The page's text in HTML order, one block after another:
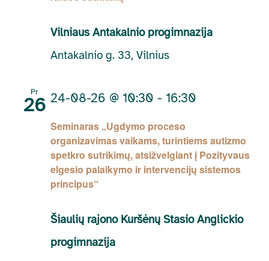
Vilniaus Antakalnio progimnazija
Antakalnio g. 33, Vilnius
Pr
26
Seminaras „Ugdymo proceso
organizavimas vaikams, turintiems autizmo
spetkro sutrikimų, atsižvelgiant į Pozityvaus
elgesio palaikymo ir intervencijų sistemos
principus“
24-08-26 @ 10:30 - 16:30
Šiaulių rajono Kuršėnų Stasio Anglickio
progimnazija